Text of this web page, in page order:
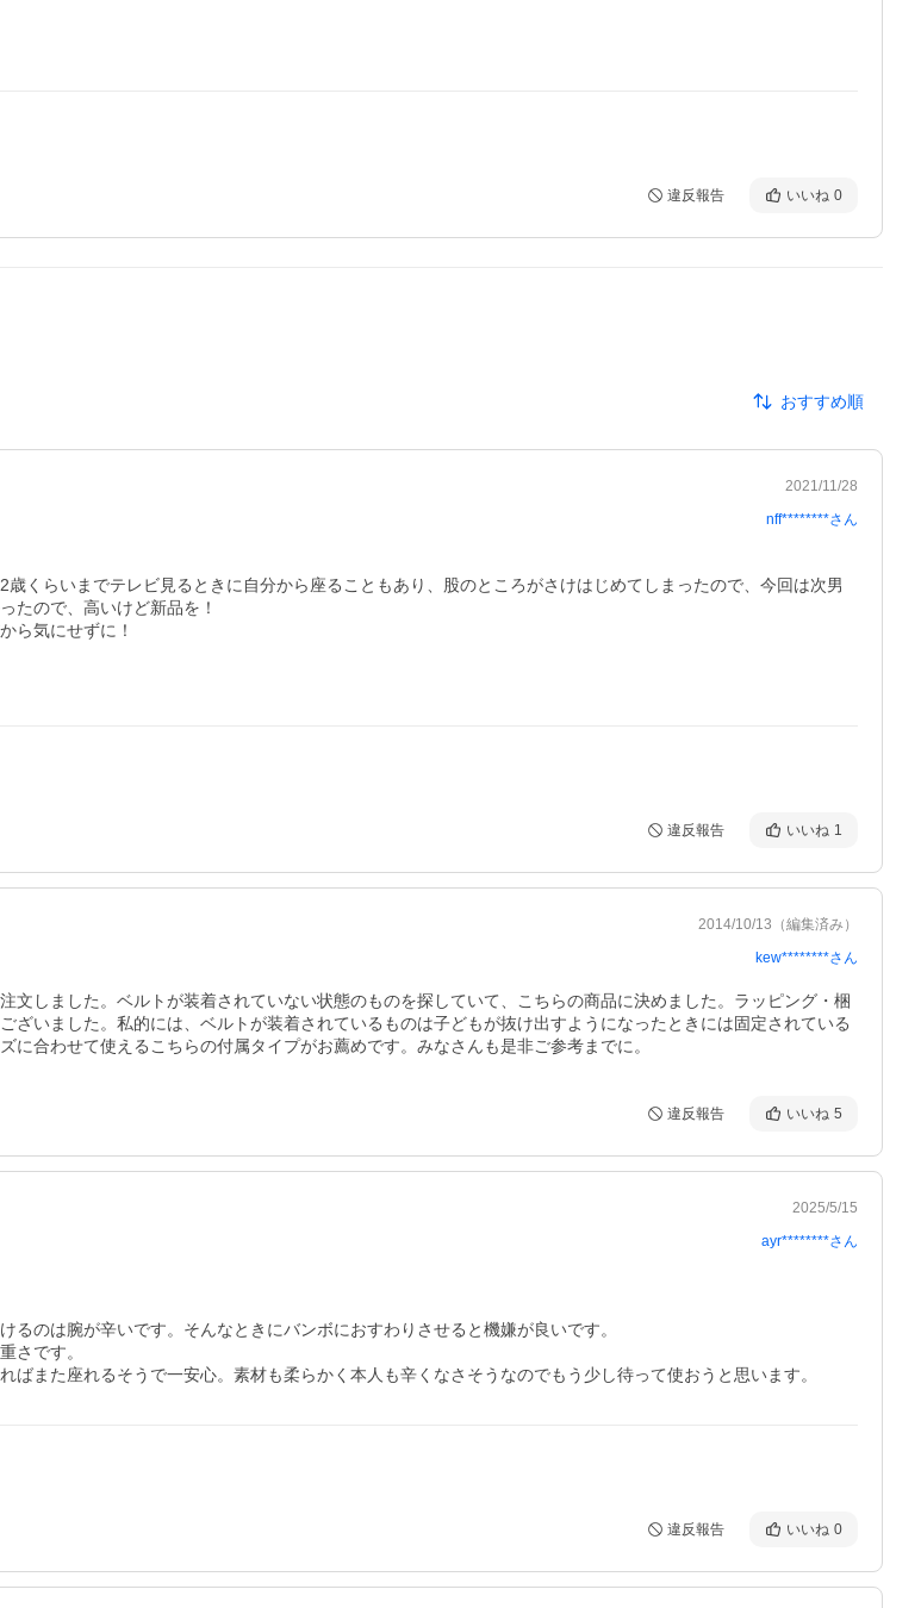
違反報告 いいね 0
おすすめ順
2021/11/28
nff********さん
くらいまでテレビ見るときに自分から座ることもあり、股のところがさけはじめてしまったので、今回は次男
たので、高いけど新品を！
ら気にせずに！
違反報告 いいね 1
2014/10/13 （編集済み）
kew********さん
しました。ベルトが装着されていない状態のものを探していて、こちらの商品に決めました。ラッピング・梱
いました。私的には、ベルトが装着されているものは子どもが抜け出すようになったときには固定されている
合わせて使えるこちらの付属タイプがお薦めです。みなさんも是非ご参考までに。
違反報告 いいね 5
2025/5/15
ayr********さん
のは腕が辛いです。そんなときにバンボにおすわりさせると機嫌が良いです。
さです。
また座れるそうで一安心。素材も柔らかく本人も辛くなさそうなのでもう少し待って使おうと思います。
違反報告 いいね 0